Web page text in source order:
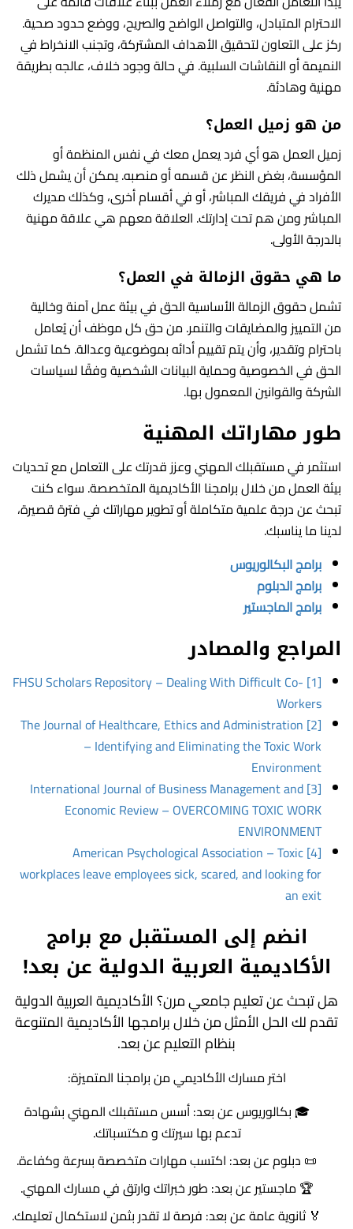
الاحترام المتبادل، والتواصل الواضح والصريح، ووضع حدود صحية.
ركز على التعاون لتحقيق الأهداف المشتركة، وتجنب الانخراط في
النميمة أو النقاشات السلبية. في حالة وجود خلاف، عالجه بطريقة
مهنية وهادئة.
من هو زميل العمل؟
زميل العمل هو أي فرد يعمل معك في نفس المنظمة أو
المؤسسة، بغض النظر عن قسمه أو منصبه. يمكن أن يشمل ذلك
الأفراد في فريقك المباشر، أو في أقسام أخرى، وكذلك مديرك
المباشر ومن هم تحت إدارتك. العلاقة معهم هي علاقة مهنية
بالدرجة الأولى.
ما هي حقوق الزمالة في العمل؟
تشمل حقوق الزمالة الأساسية الحق في بيئة عمل آمنة وخالية
من التمييز والمضايقات والتنمر. من حق كل موظف أن يُعامل
باحترام وتقدير، وأن يتم تقييم أدائه بموضوعية وعدالة. كما تشمل
الحق في الخصوصية وحماية البيانات الشخصية وفقًا لسياسات
الشركة والقوانين المعمول بها.
طور مهاراتك المهنية
استثمر في مستقبلك المهني وعزز قدرتك على التعامل مع تحديات
بيئة العمل من خلال برامجنا الأكاديمية المتخصصة. سواء كنت
تبحث عن درجة علمية متكاملة أو تطوير مهاراتك في فترة قصيرة،
لدينا ما يناسبك.
برامج البكالوريوس
برامج الدبلوم
برامج الماجستير
المراجع والمصادر
[1] FHSU Scholars Repository – Dealing With Difficult Co-
Workers
[2] The Journal of Healthcare, Ethics and Administration
– Identifying and Eliminating the Toxic Work
Environment
[3] International Journal of Business Management and
Economic Review – OVERCOMING TOXIC WORK
ENVIRONMENT
[4] American Psychological Association – Toxic
workplaces leave employees sick, scared, and looking for
an exit
انضم إلى المستقبل مع برامج
الأكاديمية العربية الدولية عن بعد!
هل تبحث عن تعليم جامعي مرن؟ الأكاديمية العربية الدولية
تقدم لك الحل الأمثل من خلال برامجها الأكاديمية المتنوعة
بنظام التعليم عن بعد.
اختر مسارك الأكاديمي من برامجنا المتميزة:
🎓 بكالوريوس عن بعد: أسس مستقبلك المهني بشهادة
تدعم بها سيرتك و مكتسباتك.
📜 دبلوم عن بعد: اكتسب مهارات متخصصة بسرعة وكفاءة.
🏆 ماجستير عن بعد: طور خبراتك وارتق في مسارك المهني.
🏅 ثانوية عامة عن بعد: فرصة لا تقدر بثمن لاستكمال تعليمك.